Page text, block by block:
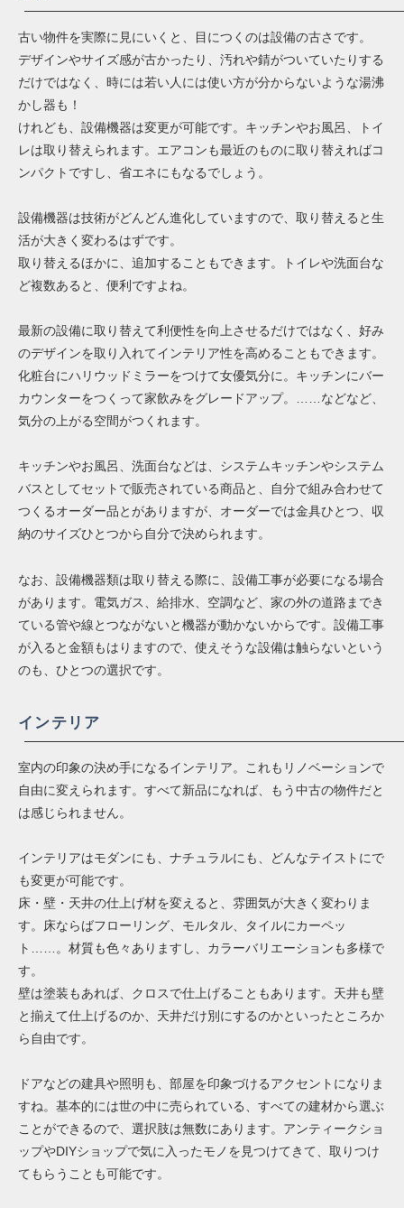
古い物件を実際に見にいくと、目につくのは設備の古さです。
デザインやサイズ感が古かったり、汚れや錆がついていたりする
だけではなく、時には若い人には使い方が分からないような湯沸
かし器も！
けれども、設備機器は変更が可能です。キッチンやお風呂、トイ
レは取り替えられます。エアコンも最近のものに取り替えればコ
ンパクトですし、省エネにもなるでしょう。
設備機器は技術がどんどん進化していますので、取り替えると生
活が大きく変わるはずです。
取り替えるほかに、追加することもできます。トイレや洗面台な
ど複数あると、便利ですよね。
最新の設備に取り替えて利便性を向上させるだけではなく、好み
のデザインを取り入れてインテリア性を高めることもできます。
化粧台にハリウッドミラーをつけて女優気分に。キッチンにバー
カウンターをつくって家飲みをグレードアップ。……などなど、
気分の上がる空間がつくれます。
キッチンやお風呂、洗面台などは、システムキッチンやシステム
バスとしてセットで販売されている商品と、自分で組み合わせて
つくるオーダー品とがありますが、オーダーでは金具ひとつ、収
納のサイズひとつから自分で決められます。
なお、設備機器類は取り替える際に、設備工事が必要になる場合
があります。電気ガス、給排水、空調など、家の外の道路までき
ている管や線とつながないと機器が動かないからです。設備工事
が入ると金額もはりますので、使えそうな設備は触らないという
のも、ひとつの選択です。
インテリア
室内の印象の決め手になるインテリア。これもリノベーションで
自由に変えられます。すべて新品になれば、もう中古の物件だと
は感じられません。
インテリアはモダンにも、ナチュラルにも、どんなテイストにで
も変更が可能です。
床・壁・天井の仕上げ材を変えると、雰囲気が大きく変わりま
す。床ならばフローリング、モルタル、タイルにカーペッ
ト……。材質も色々ありますし、カラーバリエーションも多様で
す。
壁は塗装もあれば、クロスで仕上げることもあります。天井も壁
と揃えて仕上げるのか、天井だけ別にするのかといったところか
ら自由です。
ドアなどの建具や照明も、部屋を印象づけるアクセントになりま
すね。基本的には世の中に売られている、すべての建材から選ぶ
ことができるので、選択肢は無数にあります。アンティークショ
ップやDIYショップで気に入ったモノを見つけてきて、取りつけ
てもらうことも可能です。